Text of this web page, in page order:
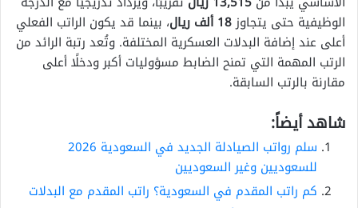
الوظيفية حتى يتجاوز18 ألف ريال
، بينما قد يكون الراتب الفعلي
أعلى عند إضافة البدلات العسكرية المختلفة. وتُعد رتبة الرائد من
الرتب المهمة التي تمنح الضابط مسؤوليات أكبر ودخلًا أعلى
مقارنة بالرتب السابقة.
شاهد أيضاً:
سلم رواتب الصيادلة الجديد في السعودية 2026
للسعوديين وغير السعوديين
كم راتب المقدم في السعودية؟ راتب المقدم مع البدلات